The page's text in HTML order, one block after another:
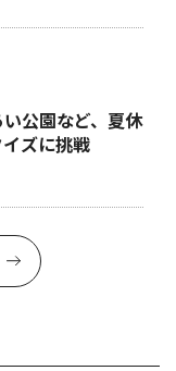
公園など、夏休
ズに挑戦